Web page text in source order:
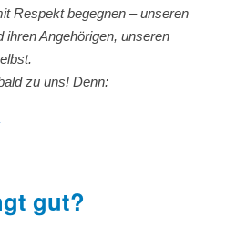
Respekt begegnen – unseren
ihren Angehörigen, unseren
zu uns! Denn:
gut?